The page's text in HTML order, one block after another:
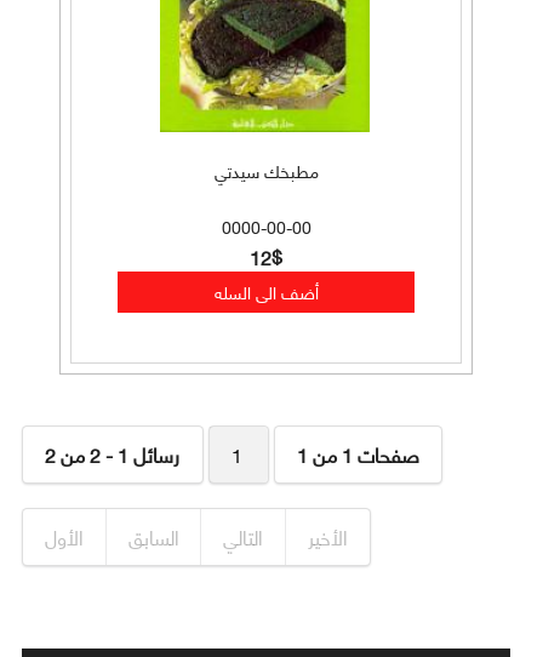
مطبخك سيدتي
0000-00-00
12$
رسائل 1 - 2 من 2 1 صفحات 1 من 1
الأول السابق التالي الأخير